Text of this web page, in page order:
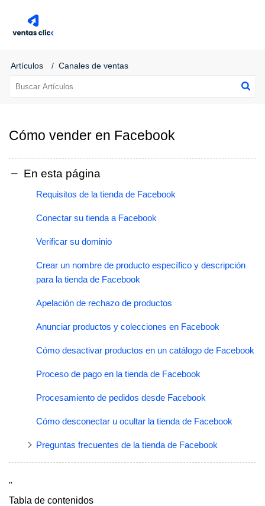
Artículos Canales de ventas
Cómo vender en Facebook
En esta página
Requisitos de la tienda de Facebook
Conectar su tienda a Facebook
Verificar su dominio
Crear un nombre de producto específico y descripción
para la tienda de Facebook
Apelación de rechazo de productos
Anunciar productos y colecciones en Facebook
Cómo desactivar productos en un catálogo de Facebook
Proceso de pago en la tienda de Facebook
Procesamiento de pedidos desde Facebook
Cómo desconectar u ocultar la tienda de Facebook
Preguntas frecuentes de la tienda de Facebook
"
Tabla de contenidos